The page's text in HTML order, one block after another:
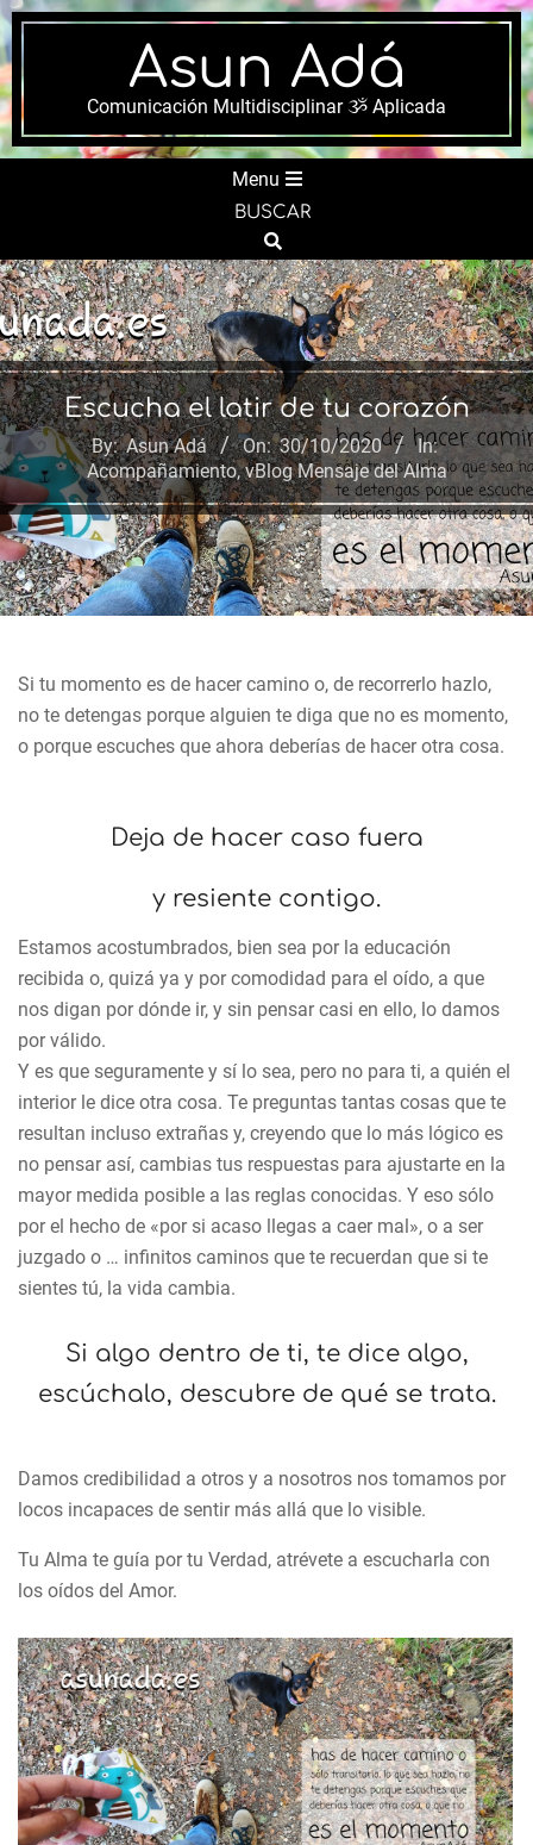
Skip
to
content
Asun Adá
Comunicación Multidisciplinar ૐ Aplicada
Menu
BUSCAR
Search
Escucha el latir de tu corazón
By: Asun Adá On: 30/10/2020
In:
Acompañamiento,vBlog Mensaje del Alma
Si tu momento es de hacer camino o, de recorrerlo hazlo,
no te detengas porque alguien te diga que no es momento,
o porque escuches que ahora deberías de hacer otra cosa.
Deja de hacer caso fuera
y resiente contigo.
Estamos acostumbrados, bien sea por la educación
recibida o, quizá ya y por comodidad para el oído, a que
nos digan por dónde ir, y sin pensar casi en ello, lo damos
por válido.
Y es que seguramente y sí lo sea, pero no para ti, a quién el
interior le dice otra cosa. Te preguntas tantas cosas que te
resultan incluso extrañas y, creyendo que lo más lógico es
no pensar así, cambias tus respuestas para ajustarte en la
mayor medida posible a las reglas conocidas. Y eso sólo
por el hecho de «por si acaso llegas a caer mal», o a ser
juzgado o … infinitos caminos que te recuerdan que si te
sientes tú, la vida cambia.
Si algo dentro de ti, te dice algo,
escúchalo, descubre de qué se trata.
Damos credibilidad a otros y a nosotros nos tomamos por
locos incapaces de sentir más allá que lo visible.
Tu Alma te guía por tu Verdad, atrévete a escucharla con
los oídos del Amor.